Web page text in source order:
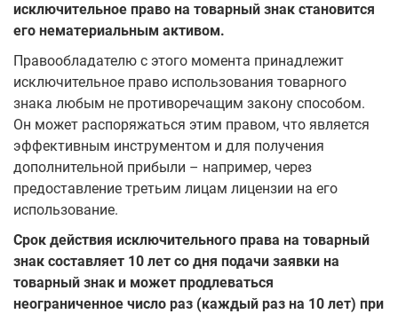
исключительное право на товарный знак становится
его нематериальным активом.
Правообладателю с этого момента принадлежит
исключительное право использования товарного
знака любым не противоречащим закону способом.
Он может распоряжаться этим правом, что является
эффективным инструментом и для получения
дополнительной прибыли – например, через
предоставление третьим лицам лицензии на его
использование.
Срок действия исключительного права на товарный
знак составляет 10 лет со дня подачи заявки на
товарный знак и может продлеваться
неограниченное число раз (каждый раз на 10 лет) при